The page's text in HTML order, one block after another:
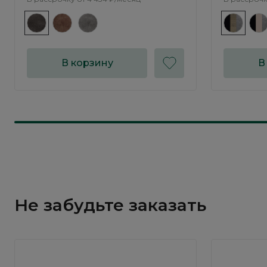
В корзину В
Не забудьте заказать